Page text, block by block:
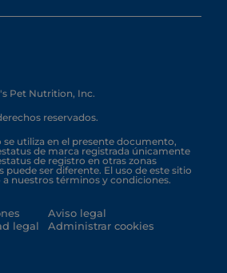
Pet Nutrition, Inc.
reservados.
se utiliza en el presente documento,
de marca registrada únicamente
de registro en otras zonas
puede ser diferente. El uso de este sitio
a nuestros términos y condiciones.
legal
Aviso legal
Administrar cookies